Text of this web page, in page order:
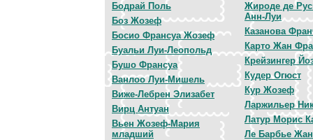
Бодрай Поль
Боз Жозеф
Босио Франсуа Жозеф
Буальи Луи-Леопольд
Бушо Франсуа
Ванлоо Луи-Мишель
Виже-Лебрен Элизабет
Вирц Антуан
Вьен Жозеф-Мария
младший
Жироде де
Анн-Луи
Казанова
Карто Жан
Крейзингер
Кудер Огюст
Кур Жозеф
Ларжильер
Латур Морис
Ле Барбье